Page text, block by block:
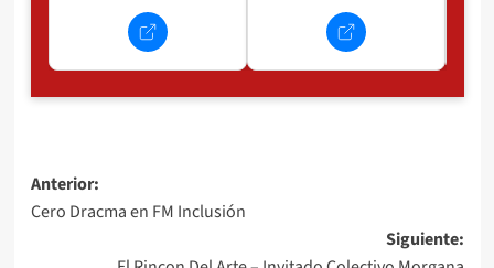
Navegación
de
Anterior:
Cero Dracma en FM Inclusión
Siguiente: